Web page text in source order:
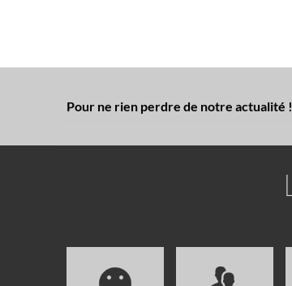
Pour ne rien perdre de notre actualité !